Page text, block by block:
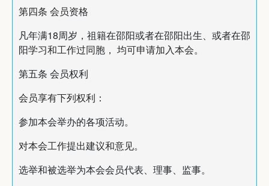
第四条 会员资格
凡年满18周岁，祖籍在邵阳或者在邵阳出生、或者在邵
阳学习和工作过同胞， 均可申请加入本会。
第五条 会员权利
会员享有下列权利：
参加本会举办的各项活动。
对本会工作提出建议和意见。
选举和被选举为本会会员代表、理事、监事。